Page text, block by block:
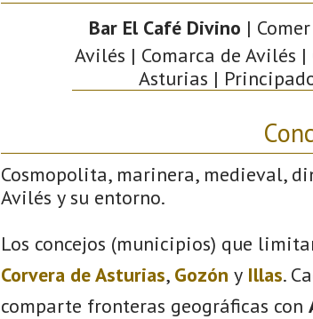
Bar El Café Divino |
Avilés | Comarca de Avilés
Asturias |
Cosmopolita, marinera, medieval,
Avilés y su entorno.
Los concejos (municipios) que
Corvera de Asturias, Gozón y Illas.
comparte fronteras geográficas con